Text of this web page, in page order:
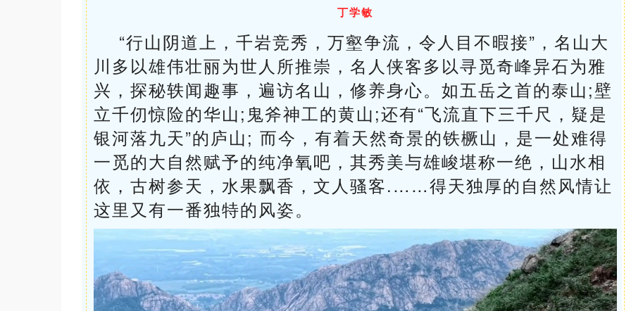
丁学敏
“行山阴道上，千岩竞秀，万壑争流，令人目不暇接”，名山大
川多以雄伟壮丽为世人所推崇，名人侠客多以寻觅奇峰异石为雅
兴，探秘轶闻趣事，遍访名山，修养身心。如五岳之首的泰山;壁
立千仞惊险的华山;鬼斧神工的黄山;还有“飞流直下三千尺，疑是
银河落九天”的庐山; 而今，有着天然奇景的铁橛山，是一处难得
一觅的大自然赋予的纯净氧吧，其秀美与雄峻堪称一绝，山水相
依，古树参天，水果飘香，文人骚客.……得天独厚的自然风情让
这里又有一番独特的风姿。